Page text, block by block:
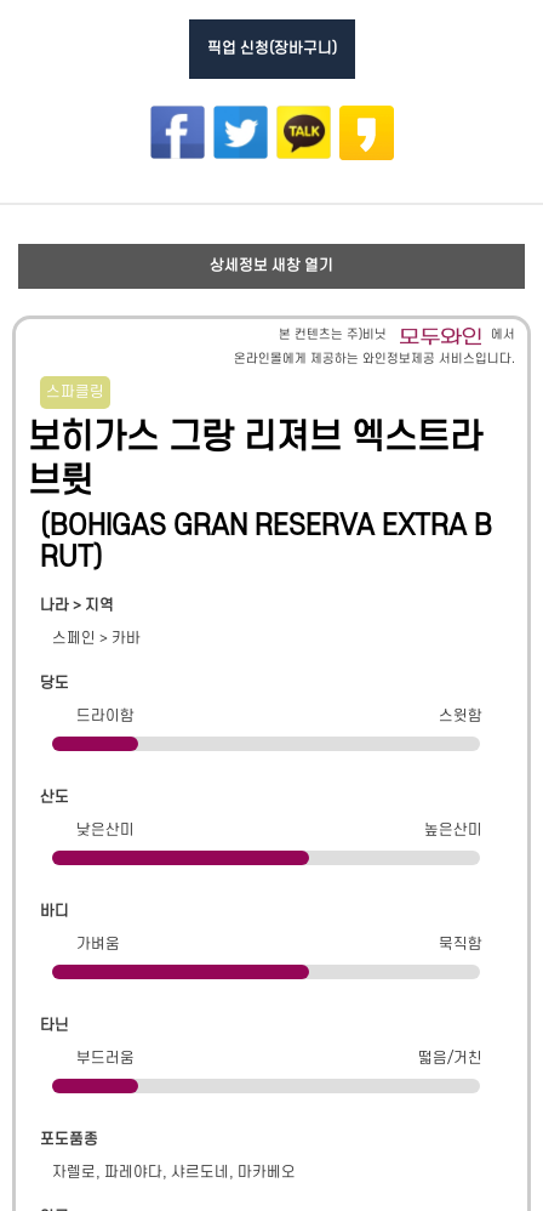
픽업 신청(장바구니)
상세정보 새창 열기
본 컨텐츠는 주)비닛
에서
온라인몰에게 제공하는 와인정보제공 서비스입니다.
스파클링
보히가스 그랑 리져브 엑스트라
브륏
(BOHIGAS GRAN RESERVA EXTRA B
RUT)
나라 > 지역
스페인 > 카바
당도
드라이함
스윗함
산도
낮은산미
높은산미
바디
가벼움
묵직함
타닌
부드러움
떫음/거친
포도품종
자렐로, 파레야다, 샤르도네, 마카베오